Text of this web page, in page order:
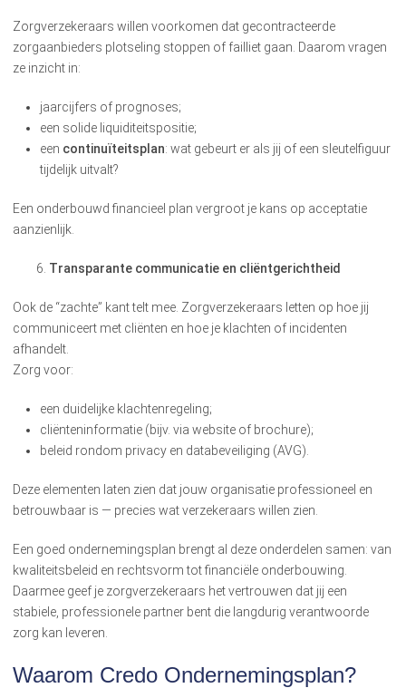
Zorgverzekeraars willen voorkomen dat gecontracteerde
zorgaanbieders plotseling stoppen of failliet gaan. Daarom vragen
ze inzicht in:
jaarcijfers of prognoses;
een solide liquiditeitspositie;
een continuïteitsplan: wat gebeurt er als jij of een sleutelfiguur
tijdelijk uitvalt?
Een onderbouwd financieel plan vergroot je kans op acceptatie
aanzienlijk.
Transparante communicatie en cliëntgerichtheid
Ook de “zachte” kant telt mee. Zorgverzekeraars letten op hoe jij
communiceert met cliënten en hoe je klachten of incidenten
afhandelt.
Zorg voor:
een duidelijke klachtenregeling;
cliënteninformatie (bijv. via website of brochure);
beleid rondom privacy en databeveiliging (AVG).
Deze elementen laten zien dat jouw organisatie professioneel en
betrouwbaar is — precies wat verzekeraars willen zien.
Een goed ondernemingsplan brengt al deze onderdelen samen: van
kwaliteitsbeleid en rechtsvorm tot financiële onderbouwing.
Daarmee geef je zorgverzekeraars het vertrouwen dat jij een
stabiele, professionele partner bent die langdurig verantwoorde
zorg kan leveren.
Waarom Credo Ondernemingsplan?